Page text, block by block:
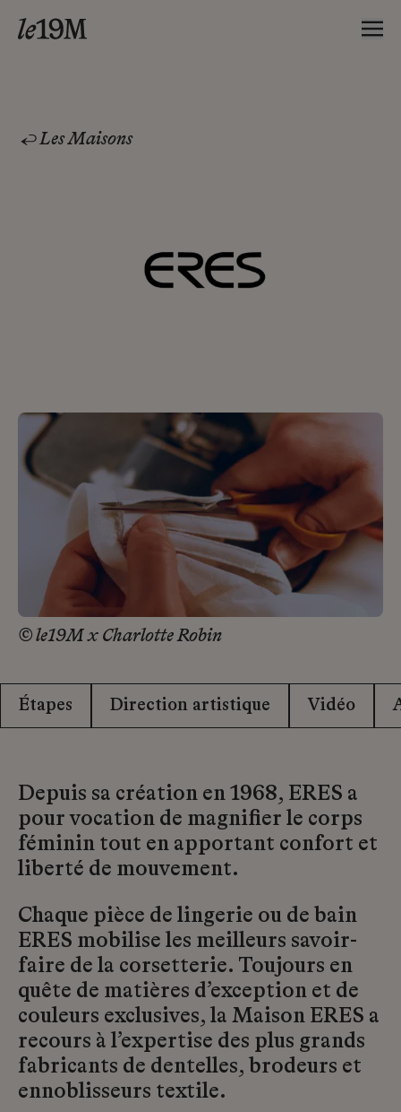
Les Maisons
© le19M x Charlotte Robin
Étapes Direction artistique Vidéo
Depuis sa création en 1968, ERES a
pour vocation de magnifier le corps
féminin tout en apportant confort et
liberté de mouvement.
Chaque pièce de lingerie ou de bain
ERES mobilise les meilleurs savoir-
faire de la corsetterie. Toujours en
quête de matières d’exception et de
couleurs exclusives, la Maison ERES a
recours à l’expertise des plus grands
fabricants de dentelles, brodeurs et
ennoblisseurs textile.